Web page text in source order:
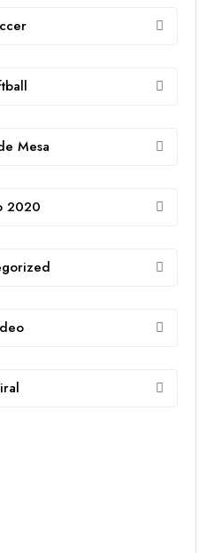
Mesa
2020